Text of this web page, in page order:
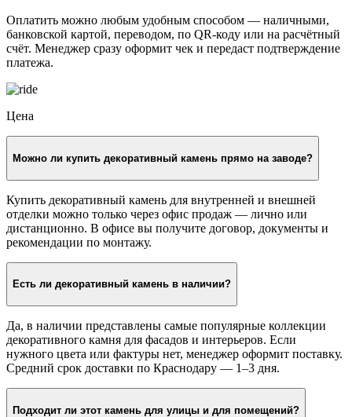
Оплатить можно любым удобным способом — наличными,
банковской картой, переводом, по QR-коду или на расчётный
счёт. Менеджер сразу оформит чек и передаст подтверждение
платежа.
Цена
Можно ли купить декоративный камень прямо на заводе?
Купить декоративный камень для внутренней и внешней
отделки можно только через офис продаж — лично или
дистанционно. В офисе вы получите договор, документы и
рекомендации по монтажу.
Есть ли декоративный камень в наличии?
Да, в наличии представлены самые популярные коллекции
декоративного камня для фасадов и интерьеров. Если
нужного цвета или фактуры нет, менеджер оформит поставку.
Средний срок доставки по Краснодару — 1–3 дня.
Подходит ли этот камень для улицы и для помещений?